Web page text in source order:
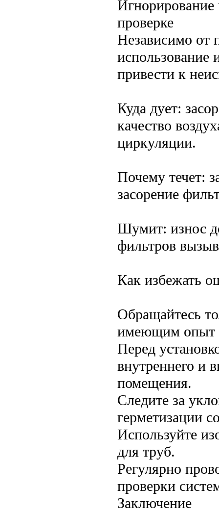
проверке
Независимо от
использование
привести к
Куда дует:
качество
циркуляции.
Почему течет:
засорение
Шумит: износ
фильтров
Как избежать
Обращайтесь
имеющим опыт
Перед
внутреннего и
помещения.
Следите за
герметизации
Используйте
для труб.
Регулярно
проверки
Заключение